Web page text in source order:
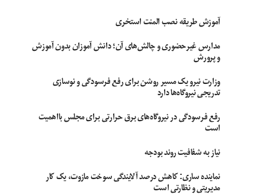
آموزش طریقه نصب المنت استخری
مدارس غیرحضوری و چالش‌های آن؛ دانش آموزان بدون آموزش
و پرورش
وزارت نیرو یک مسیر روشن برای رفع فرسودگی و نوسازی
تدریجی نیروگاه‌ها دارد
رفع فرسودگی در نیروگاه‌های برق حرارتی برای مجلس بااهمیت
است
نیاز به شفافیت روند بودجه
نماینده ساری: کاهش درصد آلایندگی سوخت مازوت، یک کار
مدیریتی و نظارتی است